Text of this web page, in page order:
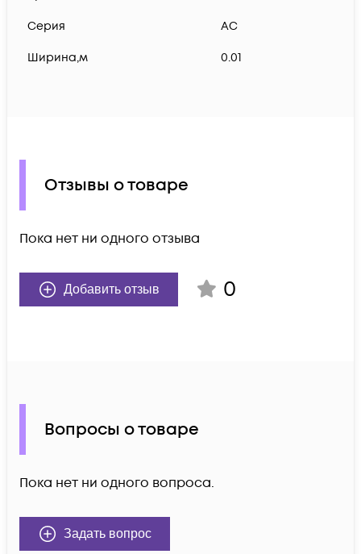
Серия АС
Ширина,м 0.01
Отзывы о товаре
Пока нет ни одного отзыва
Добавить отзыв 0
Вопросы о товаре
Пока нет ни одного вопроса.
Задать вопрос